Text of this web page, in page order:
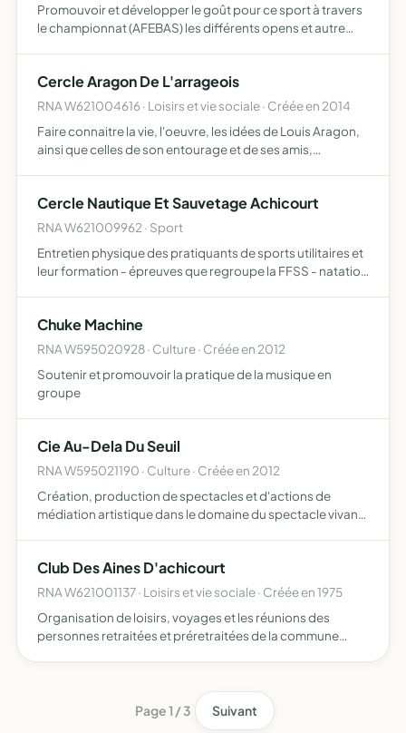
Promouvoir et développer le goût pour ce sport à travers
le championnat (AFEBAS) les différents opens et autre
Cercle Aragon De L'arrageois
RNA W621004616 · Loisirs et vie sociale · Créée en 2014
Faire connaitre la vie, l'oeuvre, les idées de Louis Aragon,
ainsi que celles de son entourage et de ses amis,
Cercle Nautique Et Sauvetage Achicourt
RNA W621009962 · Sport
Entretien physique des pratiquants de sports utilitaires et
leur formation - épreuves que regroupe la FFSS - natation
Chuke Machine
RNA W595020928 · Culture · Créée en 2012
Soutenir et promouvoir la pratique de la musique en
groupe
Cie Au-Dela Du Seuil
RNA W595021190 · Culture · Créée en 2012
Création, production de spectacles et d'actions de
médiation artistique dans le domaine du spectacle vivant,
Club Des Aines D'achicourt
RNA W621001137 · Loisirs et vie sociale · Créée en 1975
Organisation de loisirs, voyages et les réunions des
personnes retraitées et préretraitées de la commune
Page 1 / 3 Suivant